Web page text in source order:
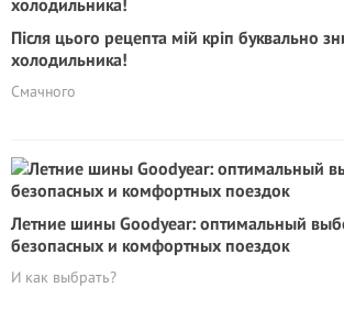
Після цього рецепта мій кріп буквально
холодильника!
Смачного
Летние шины Goodyear: оптимальный
безопасных и комфортных поездок
И как выбрать?